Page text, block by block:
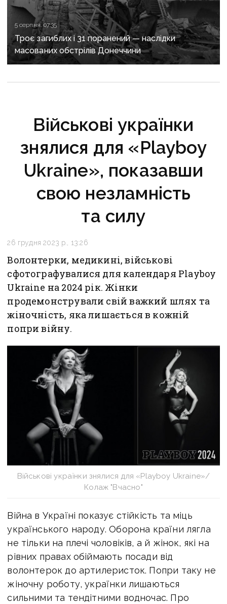
5 серпня, 07:35
Троє загиблих і 31 поранений — наслідки
масованих обстрілів Донеччини
Військові українки
знялися для «Playboy
Ukraine», показавши
свою незламність
та силу
26 грудня 2023 р., 13:26
Волонтерки, медикині, військові
сфотографувалися для календаря Playboy
Ukraine на 2024 рік. Жінки
продемонстрували свій важкий шлях та
жіночність, яка лишається в кожній
попри війну.
Військові українки знялися для «Playboy Ukraine»/
Колаж "Вчасно"
Війна в Україні показує стійкість та міць
українського народу. Оборона країни лягла
не тільки на плечі чоловіків, а й жінок, які на
рівних правах обіймають посади від
волонтерок до артилеристок. Попри таку не
жіночну роботу, українки лишаються
сильними та тендітними водночас. Про